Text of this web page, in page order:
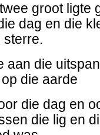
groot ligte
dag en die
sterre.
aan die
die aarde
die dag en
die lig en